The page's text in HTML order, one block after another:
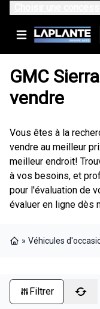
GMC
vendre
Vous êtes à la
vendre au meilleur
meilleur endroit!
à vos besoins, et
pour l'évaluation de
évaluer en ligne dès
» Véhicules
Filtrer